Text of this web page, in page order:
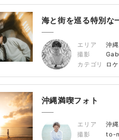
海と街を巡る特別な
エリア
沖縄
撮影
カテゴリ
ロ
沖縄満喫フォト
エリア
沖縄
撮影
to-